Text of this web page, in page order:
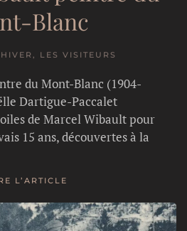
Blanc
LES VISITEURS
du Mont-Blanc (1904-
Dartigue-Paccalet
de Marcel Wibault pour
15 ans, découvertes à la
L’ARTICLE